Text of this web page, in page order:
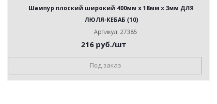
Шампур плоский широкий 400мм x 18мм x 3мм ДЛЯ
ЛЮЛЯ-КЕБАБ (10)
Артикул: 27385
216 руб./шт
Под заказ